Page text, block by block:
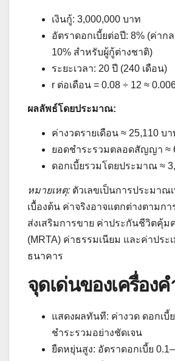
เงินกู้: 3,000,000 บาท
อัตราดอกเบี้ยต่อปี: 8% (ค่าก
10% สำหรับผู้กู้ต่างชาติ)
ระยะเวลา: 20 ปี (240 เดือน)
r ต่อเดือน = 0.08 ÷ 12 ≈
ผลลัพธ์โดยประมาณ:
ค่างวดรายเดือน ≈ 25,110 บา
ยอดชำระรวมตลอดสัญญา ≈
ดอกเบี้ยรวมโดยประมาณ ≈
หมายเหตุ: ตัวเลขเป็นการประมาณ
เบื้องต้น ค่าจริงอาจแตกต่างตามกา
ส่งเสริมการขาย ค่าประกันชีวิตคุ้ม
(MRTA) ค่าธรรมเนียม และค่าประ
ธนาคาร
จุดเด่นของเครื่อง
แสดงผลทันที: ค่างวด ดอกเบี้
ชำระรวมอย่างชัดเจน
ยืดหยุ่นสูง: อัตราดอกเบี้ย